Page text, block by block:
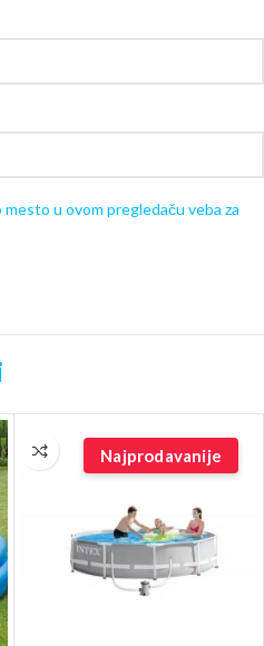
u ovom pregledaču veba za
Najprodavanije